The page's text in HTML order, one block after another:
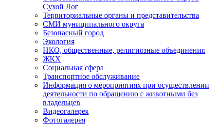
Сухой Лог
Территориальные органы и представительства
СМИ муниципального округа
Безопасный город
Экология
НКО, общественные, религиозные объединения
ЖКХ
Социальная сфера
Транспортное обслуживание
Информация о мероприятиях при осуществлении
деятельности по обращению с животными без
владельцев
Видеогалерея
Фотогалерея